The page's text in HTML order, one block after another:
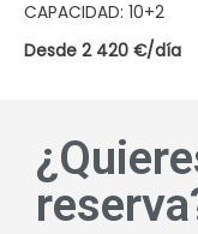
CAPACIDAD: 10+2
Desde 2 420 €/día